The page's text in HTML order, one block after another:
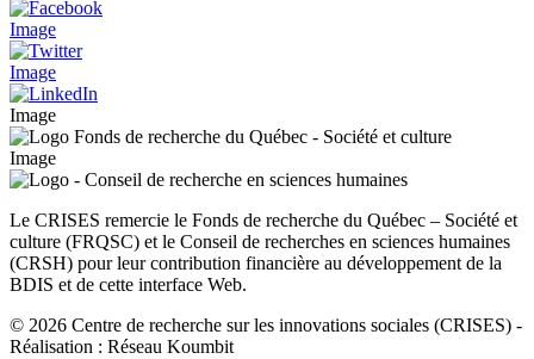
Image
Image
Image
Image
Le CRISES remercie le Fonds de recherche du Québec – Société et
culture (FRQSC) et le Conseil de recherches en sciences humaines
(CRSH) pour leur contribution financière au développement de la
BDIS et de cette interface Web.
© 2026 Centre de recherche sur les innovations sociales (CRISES) -
Réalisation : Réseau Koumbit